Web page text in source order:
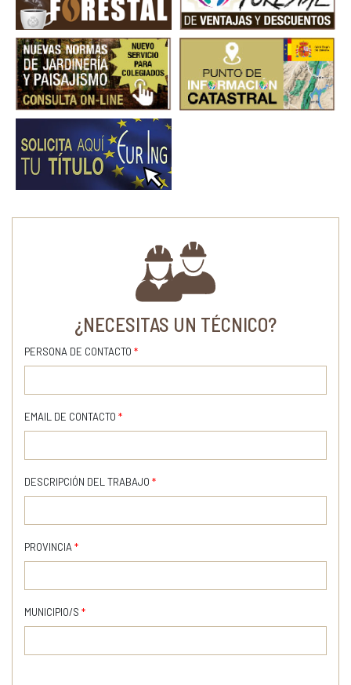
¿NECESITAS UN TÉCNICO?
PERSONA DE CONTACTO *
EMAIL DE CONTACTO *
DESCRIPCIÓN DEL TRABAJO *
PROVINCIA *
MUNICIPIO/S *